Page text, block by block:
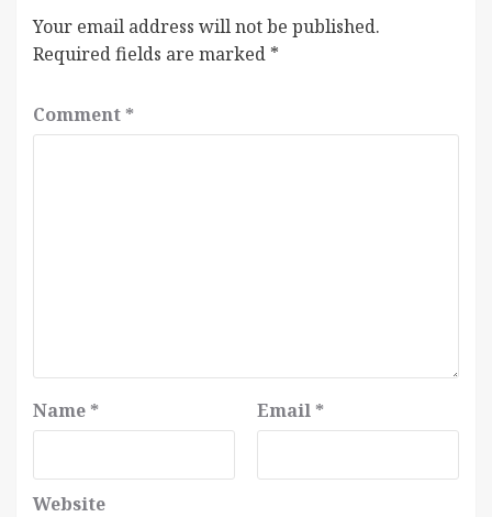
Your email address will not be published.
Required fields are marked *
Comment *
Name * Email *
Website